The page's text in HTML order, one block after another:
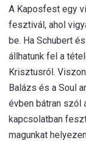
A Kaposfest egy
fesztivál, ahol
be. Ha Schubert
állhatunk fel a
Krisztusról.
Balázs és a Soul
évben bátran szól
kapcsolatban
magunkat